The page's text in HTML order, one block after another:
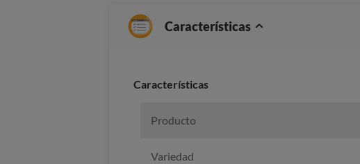
Características
Características
Producto
Variedad